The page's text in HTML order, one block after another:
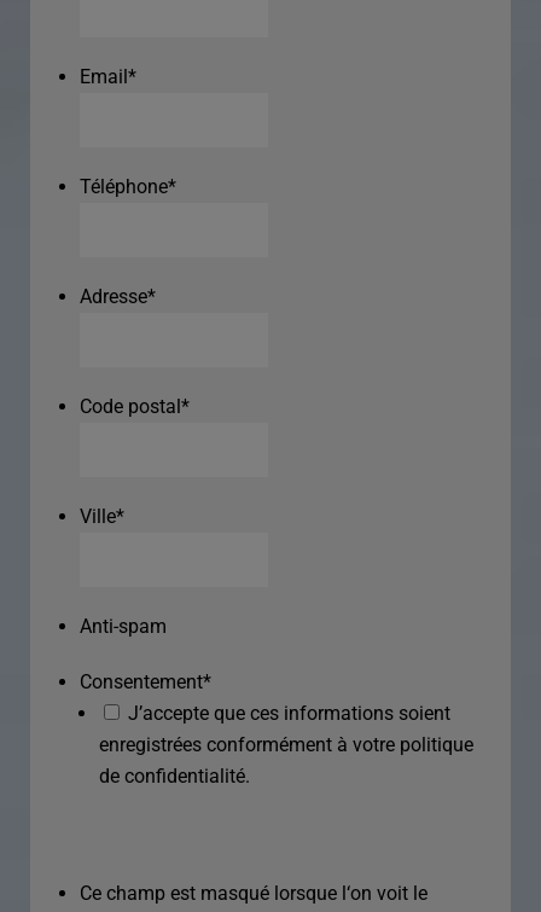
Email*
Téléphone*
Adresse*
Code postal*
Ville*
Anti-spam
Consentement*
J’accepte que ces informations soient
enregistrées conformément à votre politique
de confidentialité.
Ce champ est masqué lorsque l‘on voit le